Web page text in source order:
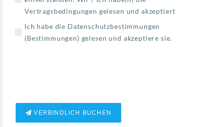
Vertragsbedingungen gelesen und akzeptiert
Ich habe die Datenschutzbestimmungen
(Bestimmungen) gelesen und akzeptiere sie.
VERBINDLICH BUCHEN